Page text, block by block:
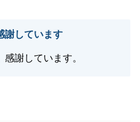
申し上げます。
謝しています
謝しています。